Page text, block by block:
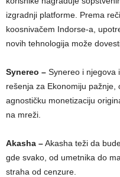
izgradnji platforme. Prema
koosnivačem Indorse-a,
novih tehnologija može
Synereo – Synereo i njegova
rešenja za Ekonomiju
agnostičku monetizaciju
na mreži.
Akasha –Akasha teži da
gde svako, od umetnika do
straha od cenzure.